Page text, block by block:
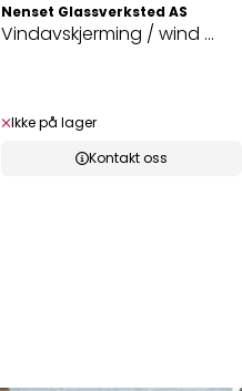
Nenset Glassverksted AS
Vindavskjerming / wind ...
Ikke på lager
Kontakt oss